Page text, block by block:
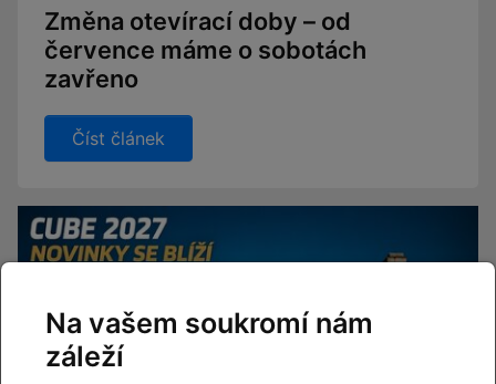
Změna otevírací doby – od
července máme o sobotách
zavřeno
Číst článek
Na vašem soukromí nám
záleží